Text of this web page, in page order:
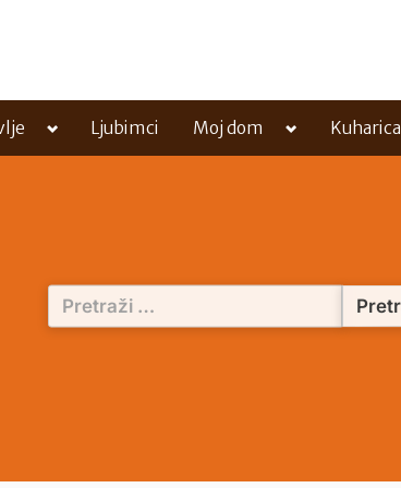
Toggle
menu
Ljubimci Moj dom
Toggle
menu
Kuharica
Pretraži: